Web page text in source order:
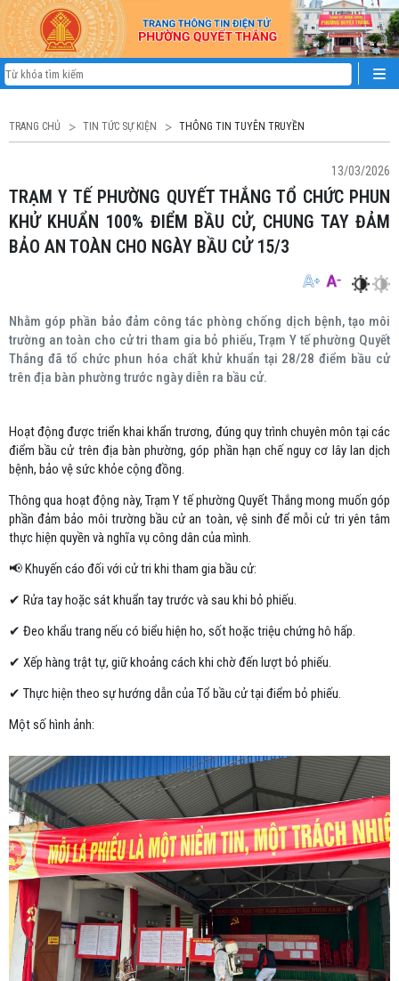
TRANG CHỦ TIN TỨC SỰ KIỆN THÔNG TIN TUYÊN TRUYỀN
13/03/2026
TRẠM Y TẾ PHƯỜNG QUYẾT THẮNG TỔ CHỨC PHUN
KHỬ KHUẨN 100% ĐIỂM BẦU CỬ, CHUNG TAY ĐẢM
BẢO AN TOÀN CHO NGÀY BẦU CỬ 15/3
Nhằm góp phần bảo đảm công tác phòng chống dịch bệnh, tạo môi
trường an toàn cho cử tri tham gia bỏ phiếu, Trạm Y tế phường Quyết
Thắng đã tổ chức phun hóa chất khử khuẩn tại 28/28 điểm bầu cử
trên địa bàn phường trước ngày diễn ra bầu cử.
Hoạt động được triển khai khẩn trương, đúng quy trình chuyên môn tại các
điểm bầu cử trên địa bàn phường, góp phần hạn chế nguy cơ lây lan dịch
bệnh, bảo vệ sức khỏe cộng đồng.
Thông qua hoạt động này, Trạm Y tế phường Quyết Thắng mong muốn góp
phần đảm bảo môi trường bầu cử an toàn, vệ sinh để mỗi cử tri yên tâm
thực hiện quyền và nghĩa vụ công dân của mình.
📢 Khuyến cáo đối với cử tri khi tham gia bầu cử:
✔ Rửa tay hoặc sát khuẩn tay trước và sau khi bỏ phiếu.
✔ Đeo khẩu trang nếu có biểu hiện ho, sốt hoặc triệu chứng hô hấp.
✔ Xếp hàng trật tự, giữ khoảng cách khi chờ đến lượt bỏ phiếu.
✔ Thực hiện theo sự hướng dẫn của Tổ bầu cử tại điểm bỏ phiếu.
Một số hình ảnh: